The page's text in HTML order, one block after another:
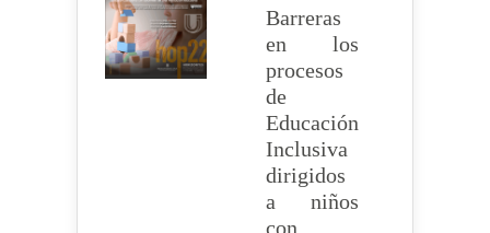
Barreras
en los
procesos
de
Educación
Inclusiva
dirigidos
a niños
con